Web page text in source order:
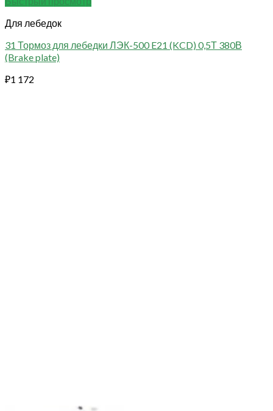
Для лебедок
31 Тормоз для лебедки ЛЭК-500 E21 (KCD) 0,5Т 380В
(Brake plate)
₽1 172